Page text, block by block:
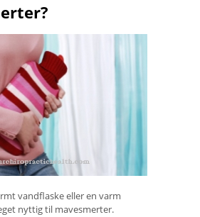
vandflaske eller en varm
nyttig til mavesmerter.